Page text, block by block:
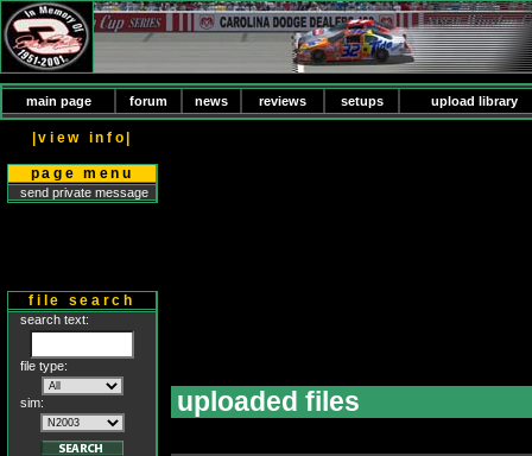
main page forum news reviews setups upload library
|view info|
page menu
send private message
file search
search text:
file type:
sim: uploaded files